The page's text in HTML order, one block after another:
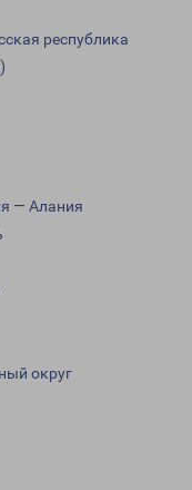
республика
— Алания
округ